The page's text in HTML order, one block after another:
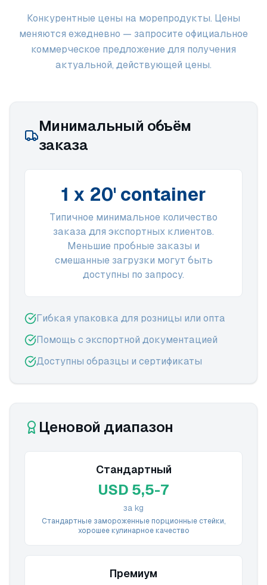
Конкурентные цены на морепродукты. Цены
меняются ежедневно — запросите официальное
коммерческое предложение для получения
актуальной, действующей цены.
Минимальный объём
заказа
1 x 20' container
Типичное минимальное количество
заказа для экспортных клиентов.
Меньшие пробные заказы и
смешанные загрузки могут быть
доступны по запросу.
Гибкая упаковка для розницы или опта
Помощь с экспортной документацией
Доступны образцы и сертификаты
Ценовой диапазон
Стандартный
USD 5,5-7
за kg
Стандартные замороженные порционные стейки,
хорошее кулинарное качество
Премиум